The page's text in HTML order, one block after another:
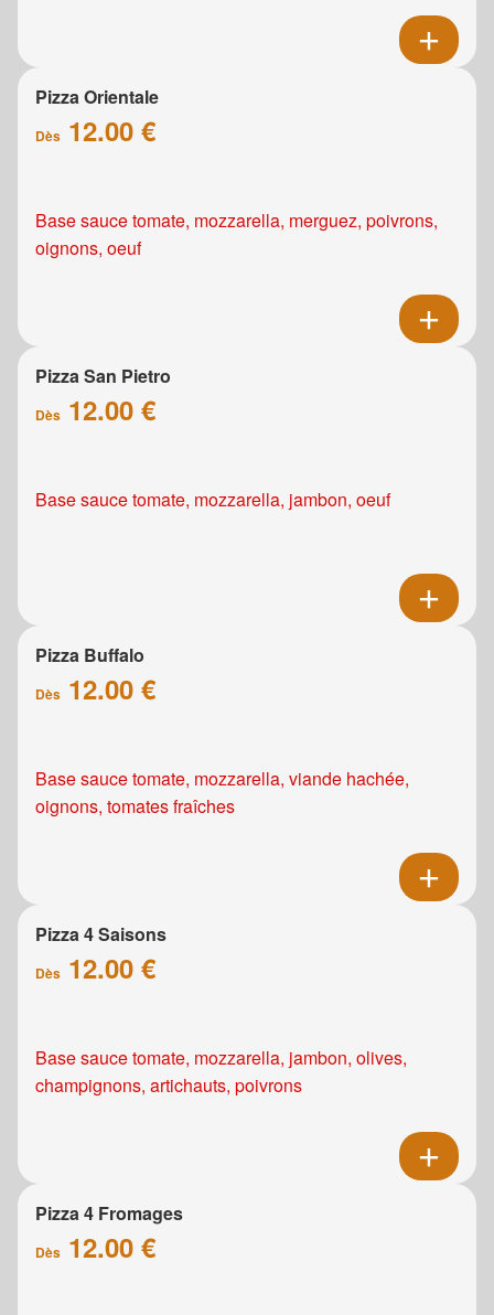
Pizza Orientale
Dès 12.00 €
Base sauce tomate, mozzarella, merguez, poivrons,
oignons, oeuf
Pizza San Pietro
Dès 12.00 €
Base sauce tomate, mozzarella, jambon, oeuf
Pizza Buffalo
Dès 12.00 €
Base sauce tomate, mozzarella, viande hachée,
oignons, tomates fraîches
Pizza 4 Saisons
Dès 12.00 €
Base sauce tomate, mozzarella, jambon, olives,
champignons, artichauts, poivrons
Pizza 4 Fromages
Dès 12.00 €